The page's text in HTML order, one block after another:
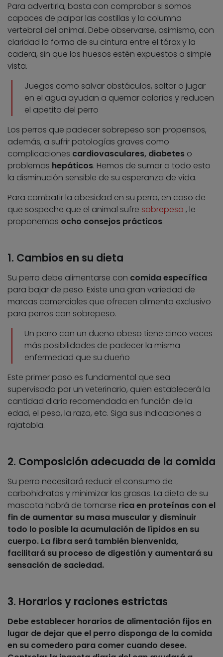
Para advertirla, basta con comprobar si somos
capaces de palpar las costillas y la columna
vertebral del animal. Debe observarse, asimismo, con
claridad la forma de su cintura entre el tórax y la
cadera, sin que los huesos estén expuestos a simple
vista.
Juegos como salvar obstáculos, saltar o jugar
en el agua ayudan a quemar calorías y reducen
el apetito del perro
Los perros que padecer sobrepeso son propensos,
además, a sufrir patologías graves como
complicaciones cardiovasculares, diabetes o
problemas hepáticos. Hemos de sumar a todo esto
la disminución sensible de su esperanza de vida.
Para combatir la obesidad en su perro, en caso de
que sospeche que el animal sufre sobrepeso , le
proponemos ocho consejos prácticos.
1. Cambios en su dieta
Su perro debe alimentarse con comida específica
para bajar de peso. Existe una gran variedad de
marcas comerciales que ofrecen alimento exclusivo
para perros con sobrepeso.
Un perro con un dueño obeso tiene cinco veces
más posibilidades de padecer la misma
enfermedad que su dueño
Este primer paso es fundamental que sea
supervisado por un veterinario, quien establecerá la
cantidad diaria recomendada en función de la
edad, el peso, la raza, etc. Siga sus indicaciones a
rajatabla.
2. Composición adecuada de la comida
Su perro necesitará reducir el consumo de
carbohidratos y minimizar las grasas. La dieta de su
mascota habrá de tornarse rica en proteínas con el
fin de aumentar su masa muscular y disminuir
todo lo posible la acumulación de lípidos en su
cuerpo. La fibra será también bienvenida,
facilitará su proceso de digestión y aumentará su
sensación de saciedad.
3. Horarios y raciones estrictas
Debe establecer horarios de alimentación fijos en
lugar de dejar que el perro disponga de la comida
en su comedero para comer cuando desee.